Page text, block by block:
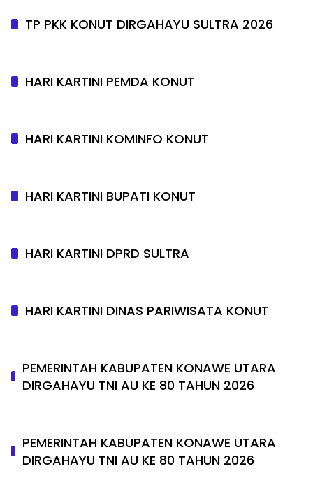
TP PKK KONUT DIRGAHAYU SULTRA 2026
HARI KARTINI PEMDA KONUT
HARI KARTINI KOMINFO KONUT
HARI KARTINI BUPATI KONUT
HARI KARTINI DPRD SULTRA
HARI KARTINI DINAS PARIWISATA KONUT
PEMERINTAH KABUPATEN KONAWE UTARA
DIRGAHAYU TNI AU KE 80 TAHUN 2026
PEMERINTAH KABUPATEN KONAWE UTARA
DIRGAHAYU TNI AU KE 80 TAHUN 2026